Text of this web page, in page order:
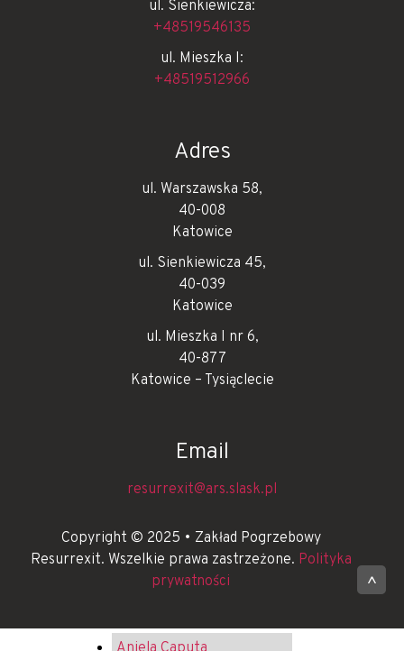
ul. Sienkiewicza:
+48519546135
ul. Mieszka I:
+48519512966
Adres
ul. Warszawska 58,
40-008
Katowice
ul. Sienkiewicza 45,
40-039
Katowice
ul. Mieszka I nr 6,
40-877
Katowice – Tysiąclecie
Email
resurrexit@ars.slask.pl
Copyright © 2025 • Zakład Pogrzebowy
Resurrexit. Wszelkie prawa zastrzeżone. Polityka
prywatności
^